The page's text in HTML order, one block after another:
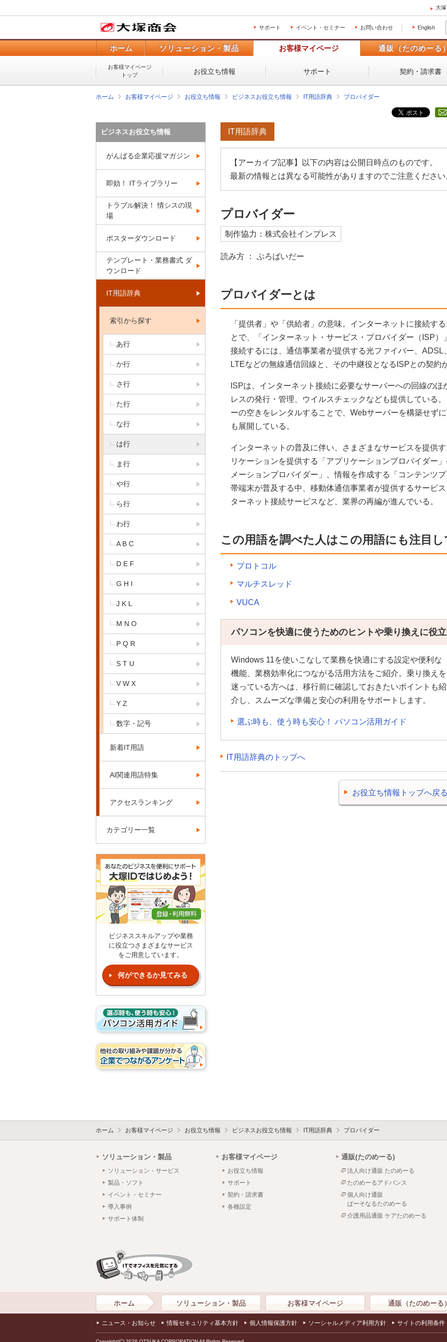
大
サポート イベント・セミナー お問い合わせ English
ホーム ソリューション・製品 お客様マイページ 通販（たのめーる
お客様マイページ
トップ
お役立ち情報 サポート 契約・請求書
ホーム お客様マイページ お役立ち情報 ビジネスお役立ち情報 IT用語辞典 プロバイダー
IT用語辞典
【アーカイブ記事】以下の内容は公開日時点のものです。
最新の情報とは異なる可能性がありますのでご注意ください
プロバイダー
制作協力：株式会社インプレス
読み方 ： ぷろばいだー
プロバイダーとは
「提供者」や「供給者」の意味。インターネットに接続す
とで、「インターネット・サービス・プロバイダー（ISP
接続するには、通信事業者が提供する光ファイバー、
LTEなどの無線通信回線と、その中継役となるISPとの契約
ISPは、インターネット接続に必要なサーバーへの回線の
レスの発行・管理、ウイルスチェックなども提供している
ーの空きをレンタルすることで、Webサーバーを構築せず
も展開している。
インターネットの普及に伴い、さまざまなサービスを提供
リケーションを提供する「アプリケーションプロバイダー
メーションプロバイダー」、情報を作成する「コンテンツ
帯端末が普及する中、移動体通信事業者が提供するサービ
ターネット接続サービスなど、業界の再編が進んでいる。
この用語を調べた人はこの用語にも注目
プロトコル
マルチスレッド
VUCA
パソコンを快適に使うためのヒントや乗り換えに役
Windows 11を使いこなして業務を快適にする設定や便利な
機能、業務効率化につながる活用方法をご紹介。乗り換えを
迷っている方へは、移行前に確認しておきたいポイントも紹
介し、スムーズな準備と安心の利用をサポートします。
選ぶ時も、使う時も安心！ パソコン活用ガイド
IT用語辞典のトップへ
お役立ち情報トップへ戻
ビジネスお役立ち情報
がんばる企業応援マガジン
即効！ ITライブラリー
トラブル解決！ 情シスの現
場
ポスターダウンロード
テンプレート・業務書式 ダ
ウンロード
IT用語辞典
索引から探す
あ行
か行
さ行
た行
な行
は行
ま行
や行
ら行
わ行
A B C
D E F
G H I
J K L
M N O
P Q R
S T U
V W X
Y Z
数字・記号
新着IT用語
AI関連用語特集
アクセスランキング
カテゴリー一覧
ビジネススキルアップや業務
に役立つさまざまなサービス
をご用意しています。
何ができるか見てみる
ホーム お客様マイページ お役立ち情報 ビジネスお役立ち情報 IT用語辞典 プロバイダー
ソリューション・製品
ソリューション・サービス
製品・ソフト
イベント・セミナー
導入事例
サポート体制
お客様マイページ
お役立ち情報
サポート
契約・請求書
各種設定
通販(たのめーる)
法人向け通販 たのめーる
たのめーるアドバンス
個人向け通販
ぱーそなるたのめーる
介護用品通販 ケアたのめーる
ホーム ソリューション・製品 お客様マイページ 通販（たのめーる
ニュース・お知らせ 情報セキュリティ基本方針 個人情報保護方針 ソーシャルメディア利用方針 サイトの利用条件